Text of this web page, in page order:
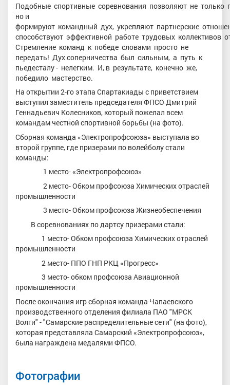
Подобные спортивные соревнования позволяют не
но и
формируют командный дух, укрепляют партнерские
способствуют эффективной работе трудовых коллективов
Стремление команд к победе словами просто не
передать! Дух соперничества был сильным, а путь к
пьедесталу - нелегким. И, в результате, конечно же,
победило мастерство.
На открытии 2-го этапа Спартакиады с приветствием
выступил заместитель председателя ФПСО Дмитрий
Геннадьевич Колесников, который пожелал всем
командам честной спортивной борьбы (на фото).
Сборная команда «Электропрофсоюза» выступала во
второй группе, где призерами по волейболу стали
команды:
1 место- «Электропрофсоюз»
2 место- Обком профсоюза Химических отраслей
промышленности
3 место- Обком профсоюза Жизнеобеспечения
В соревнованиях по дартсу призерами стали:
1 место- Обком профсоюза Химических отраслей
промышленности
2 место- ППО ГНП РКЦ «Прогресс»
3 место- обком профсоюза Авиационной
промышленности
После окончания игр сборная команда Чапаевского
производственного отделения филиала ПАО "МРСК
Волги" - "Самарские распределительные сети" (на фото),
которая представляла Самарский «Электропрофсоюз»,
была награждена медалями ФПСО.
Фотографии